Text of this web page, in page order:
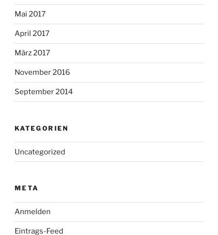
Mai 2017
April 2017
März 2017
November 2016
September 2014
KATEGORIEN
Uncategorized
META
Anmelden
Eintrags-Feed